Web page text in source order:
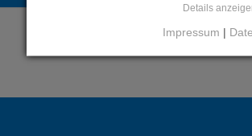
Details
Impressum |